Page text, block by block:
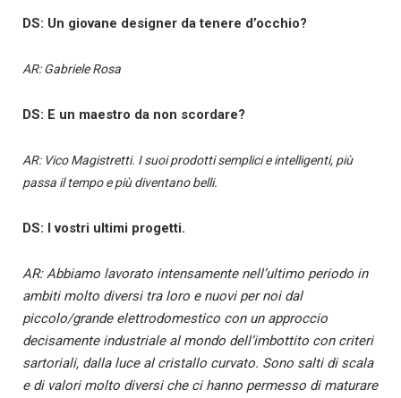
DS: Un giovane designer da tenere d’occhio?
AR: Gabriele Rosa
DS: E un maestro da non scordare?
AR: Vico Magistretti. I suoi prodotti semplici e intelligenti, più
passa il tempo e più diventano belli.
DS: I vostri ultimi progetti.
AR: Abbiamo lavorato intensamente nell’ultimo periodo in
ambiti molto diversi tra loro e nuovi per noi dal
piccolo/grande elettrodomestico con un approccio
decisamente industriale al mondo dell’imbottito con criteri
sartoriali, dalla luce al cristallo curvato. Sono salti di scala
e di valori molto diversi che ci hanno permesso di maturare